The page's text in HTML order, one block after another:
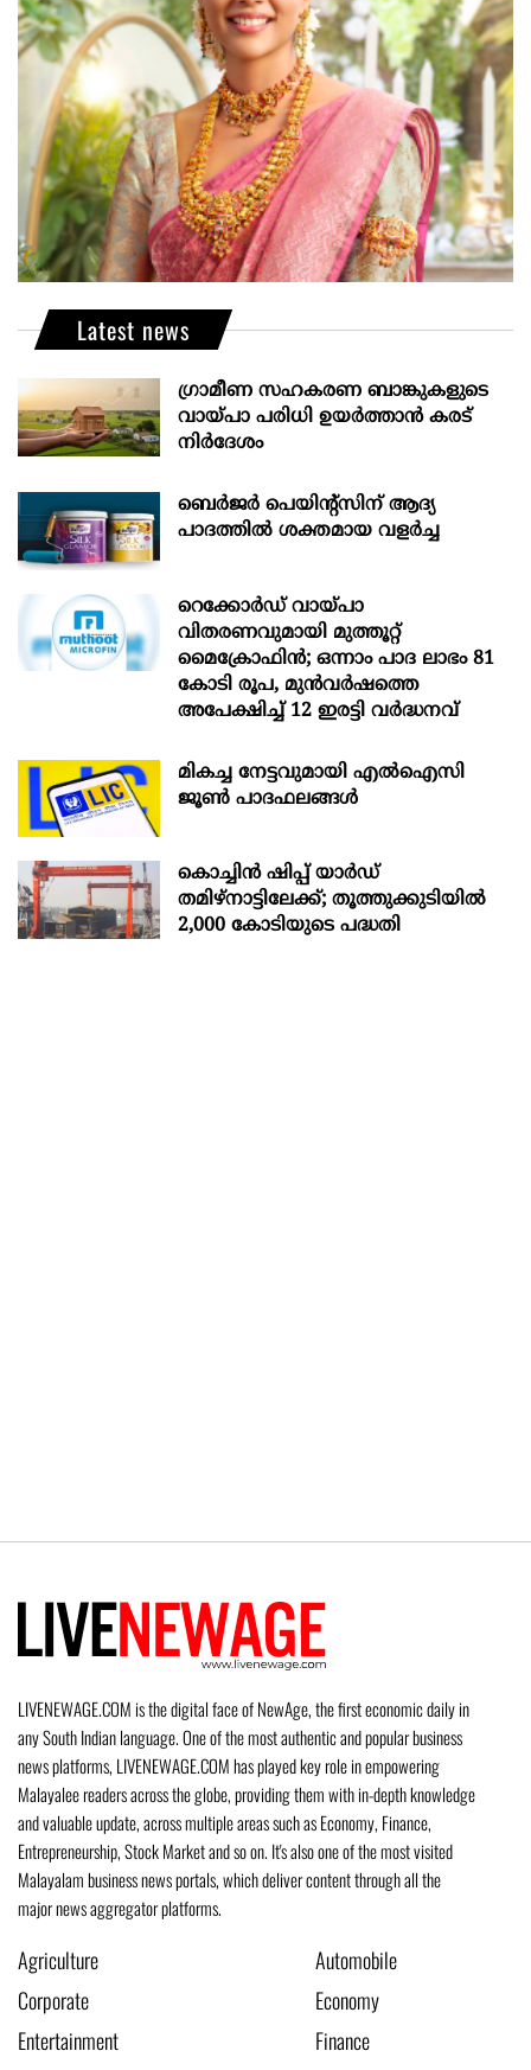
Latest news
ഗ്രാമീണ സഹകരണ ബാങ്കുകളുടെ
വായ്പാ പരിധി ഉയർത്താൻ കരട്
നിർദേശം
ബെർജർ പെയിന്റ്സിന് ആദ്യ
പാദത്തിൽ ശക്തമായ വളർച്ച
റെക്കോർഡ് വായ്പാ
വിതരണവുമായി മുത്തൂറ്റ്
മൈക്രോഫിൻ; ഒന്നാം പാദ ലാഭം 81
കോടി രൂപ, മുൻവർഷത്തെ
അപേക്ഷിച്ച് 12 ഇരട്ടി വർദ്ധനവ്
മികച്ച നേട്ടവുമായി എൽഐസി
ജൂൺ പാദഫലങ്ങൾ
കൊച്ചിന്‍ ഷിപ്പ് യാർഡ്
തമിഴ്നാട്ടിലേക്ക്; തൂത്തുക്കുടിയിൽ
2,000 കോടിയുടെ പദ്ധതി
LIVENEWAGE.COM is the digital face of NewAge, the first economic daily in
any South Indian language. One of the most authentic and popular business
news platforms, LIVENEWAGE.COM has played key role in empowering
Malayalee readers across the globe, providing them with in-depth knowledge
and valuable update, across multiple areas such as Economy, Finance,
Entrepreneurship, Stock Market and so on. It's also one of the most visited
Malayalam business news portals, which deliver content through all the
major news aggregator platforms.
Agriculture
Automobile
Corporate
Economy
Entertainment
Finance